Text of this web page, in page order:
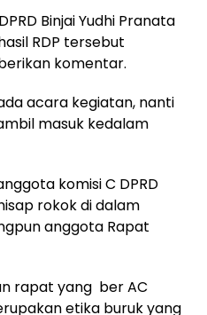
Binjai Yudhi Pranata
RDP tersebut
komentar.
acara kegiatan, nanti
masuk kedalam
komisi C DPRD
rokok di dalam
anggota Rapat
rapat yang ber AC
etika buruk yang